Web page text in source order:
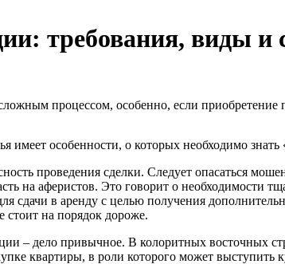
требования, виды и
процессом, особенно, если приобретение
особенности, о которых необходимо знать
проведения сделки. Следует опасаться
на аферистов. Это говорит о необходимости
сдачи в аренду с целью получения
стоит на порядок дороже.
– дело привычное. В колоритных восточных
квартиры, в роли которого может выступить